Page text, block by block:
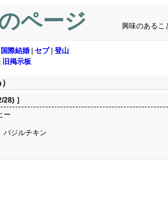
ページ 興味のあるこ
国際結婚 セブ| 登山
旧掲示板
28) ］
ー
バジルチキン